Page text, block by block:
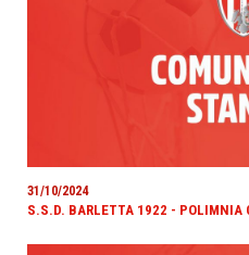
31/10/2024
S.S.D. BARLETTA 1922 - POLIMNIA